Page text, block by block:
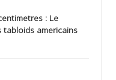
: Le
tabloids americains